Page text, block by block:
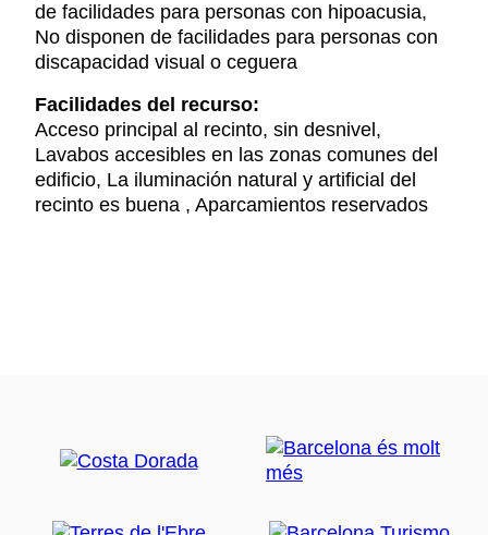
de facilidades para personas con hipoacusia,
No disponen de facilidades para personas con
discapacidad visual o ceguera
Facilidades del recurso:
Acceso principal al recinto, sin desnivel,
Lavabos accesibles en las zonas comunes del
edificio, La iluminación natural y artificial del
recinto es buena , Aparcamientos reservados